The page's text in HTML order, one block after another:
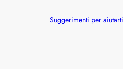
Suggerimenti per aiutarti